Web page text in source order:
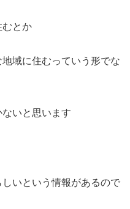
むとか
域に住むっていう形でな
いと思います
いという情報があるので